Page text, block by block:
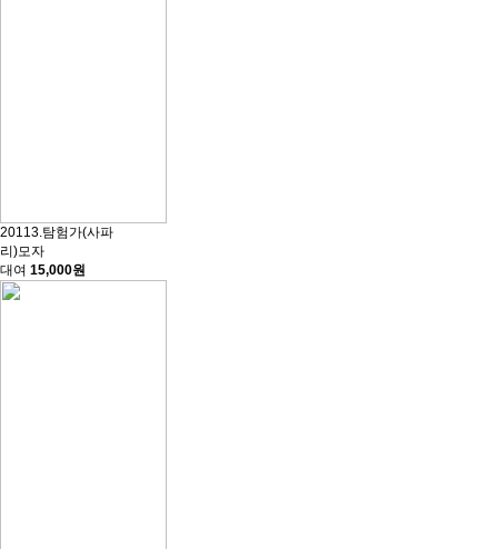
20113.탐험가(사파
리)모자
대여 15,000원